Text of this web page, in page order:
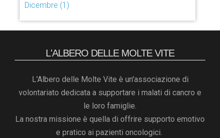
Dicembre (1)
L'ALBERO DELLE MOLTE VITE
L'Albero delle Molte Vite è un'associazione di
volontariato dedicata a supportare i malati di cancro e
le loro famiglie.
La nostra missione è quella di offrire supporto emotivo
e pratico ai pazienti oncologici.